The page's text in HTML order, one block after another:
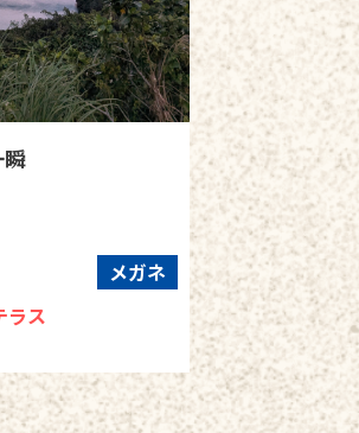
メガネ
ラス